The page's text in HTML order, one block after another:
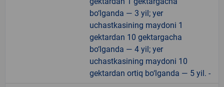
bo‘lganda — 3 yil; yer
uchastkasining maydoni 1
gektardan 10 gektargacha
bo‘lganda — 4 yil; yer
uchastkasining maydoni 10
gektardan ortiq bo‘lganda — 5 yil. -